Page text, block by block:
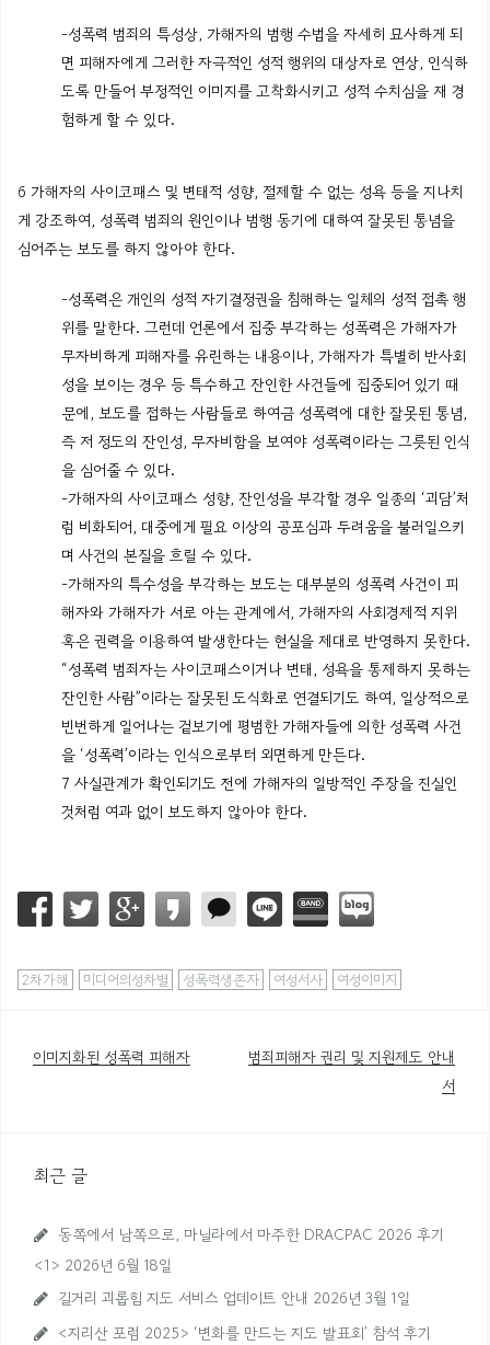
-성폭력 범죄의 특성상, 가해자의 범행 수법을 자세히 묘사하게 되
면 피해자에게 그러한 자극적인 성적 행위의 대상자로 연상, 인식하
도록 만들어 부정적인 이미지를 고착화시키고 성적 수치심을 재 경
험하게 할 수 있다.
6 가해자의 사이코패스 및 변태적 성향, 절제할 수 없는 성욕 등을 지나치
게 강조하여, 성폭력 범죄의 원인이나 범행 동기에 대하여 잘못된 통념을
심어주는 보도를 하지 않아야 한다.
-성폭력은 개인의 성적 자기결정권을 침해하는 일체의 성적 접촉 행
위를 말한다. 그런데 언론에서 집중 부각하는 성폭력은 가해자가
무자비하게 피해자를 유린하는 내용이나, 가해자가 특별히 반사회
성을 보이는 경우 등 특수하고 잔인한 사건들에 집중되어 있기 때
문에, 보도를 접하는 사람들로 하여금 성폭력에 대한 잘못된 통념,
즉 저 정도의 잔인성, 무자비함을 보여야 성폭력이라는 그릇된 인식
을 심어줄 수 있다.
-가해자의 사이코패스 성향, 잔인성을 부각할 경우 일종의 ‘괴담’처
럼 비화되어, 대중에게 필요 이상의 공포심과 두려움을 불러일으키
며 사건의 본질을 흐릴 수 있다.
-가해자의 특수성을 부각하는 보도는 대부분의 성폭력 사건이 피
해자와 가해자가 서로 아는 관계에서, 가해자의 사회경제적 지위
혹은 권력을 이용하여 발생한다는 현실을 제대로 반영하지 못한다.
“성폭력 범죄자는 사이코패스이거나 변태, 성욕을 통제하지 못하는
잔인한 사람”이라는 잘못된 도식화로 연결되기도 하여, 일상적으로
빈번하게 일어나는 겉보기에 평범한 가해자들에 의한 성폭력 사건
을 ‘성폭력’이라는 인식으로부터 외면하게 만든다.
7 사실관계가 확인되기도 전에 가해자의 일방적인 주장을 진실인
것처럼 여과 없이 보도하지 않아야 한다.
2차가해 미디어의성차별 성폭력생존자 여성서사 여성이미지
글
비
게
이
션
이미지화된 성폭력 피해자
범죄피해자 권리 및 지원제도 안내
서
최근 글
동쪽에서 남쪽으로, 마닐라에서 마주한 DRACPAC 2026 후기
<1> 2026년 6월 18일
길거리 괴롭힘 지도 서비스 업데이트 안내 2026년 3월 1일
<지리산 포럼 2025> ‘변화를 만드는 지도 발표회’ 참석 후기